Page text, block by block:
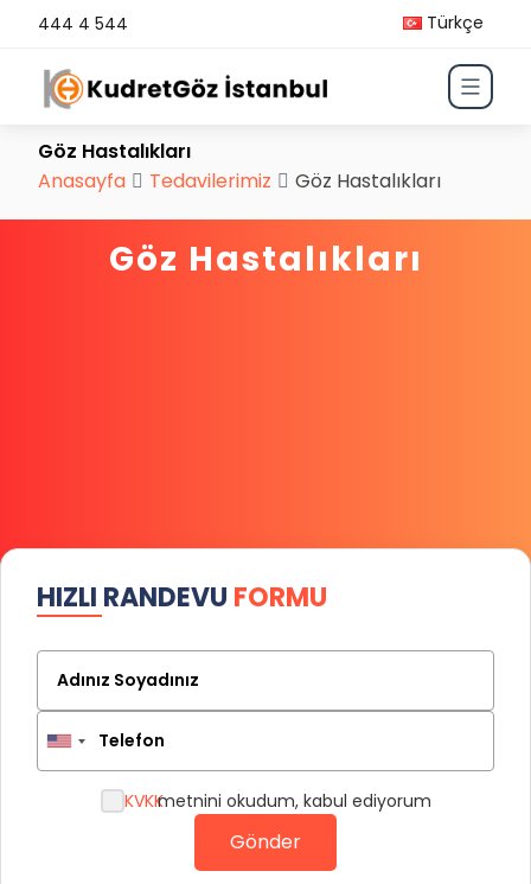
444 4 544 Türkçe
Göz Hastalıkları
Anasayfa
Tedavilerimiz Göz Hastalıkları
Göz Hastalıkları
HIZLI RANDEVU FORMU
Adınız Soyadınız
Telefon
KVKKmetnini okudum, kabul ediyorum
Gönder